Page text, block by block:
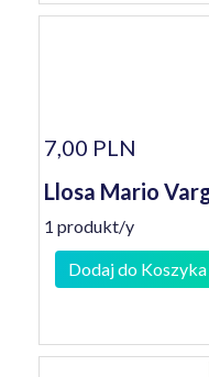
7,00 PLN
Llosa Mario
1 produkt/y
Dodaj do Koszyka